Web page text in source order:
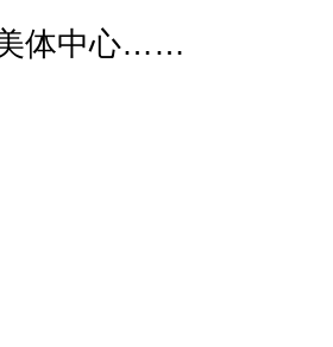
体中心……